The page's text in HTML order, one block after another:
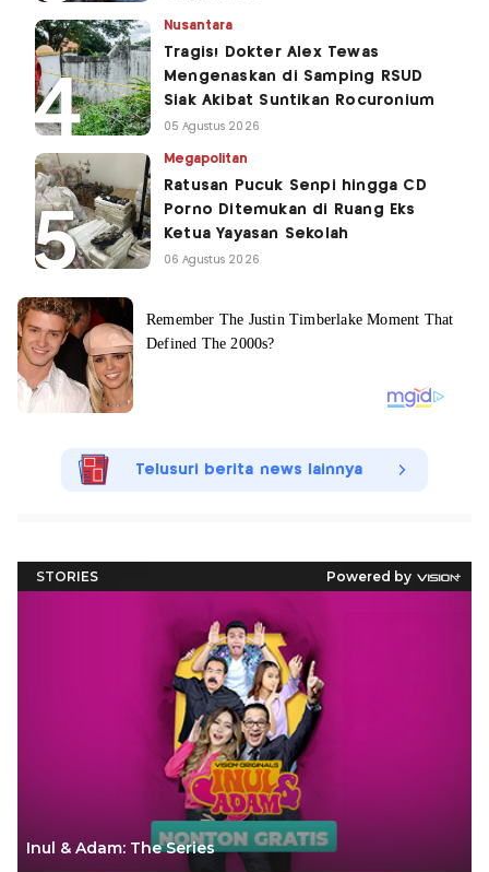
Nusantara
Tragis! Dokter Alex Tewas
Mengenaskan di Samping RSUD
Siak Akibat Suntikan Rocuronium
05 Agustus 2026
Megapolitan
Ratusan Pucuk Senpi hingga CD
Porno Ditemukan di Ruang Eks
Ketua Yayasan Sekolah
06 Agustus 2026
Telusuri berita news lainnya